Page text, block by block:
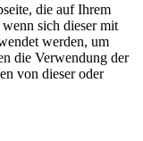
die auf Ihrem
sich dieser mit
werden, um
die Verwendung der
von dieser oder